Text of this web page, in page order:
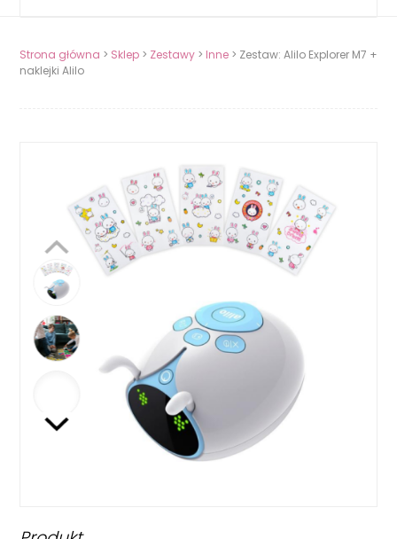
Strona główna > Sklep > Zestawy > Inne > Zestaw: Alilo Explorer M7 +
naklejki Alilo